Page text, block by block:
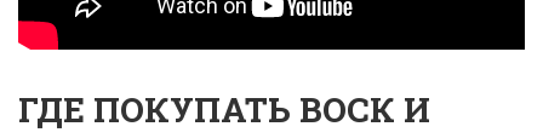
ГДЕ ПОКУПАТЬ ВОСК И